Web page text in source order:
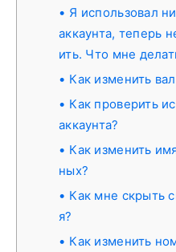
Я использовал
аккаунта, теперь
ить. Что мне
Как изменить
Как проверить
аккаунта?
Как изменить
ных?
Как мне скрыть
я?
Как изменить